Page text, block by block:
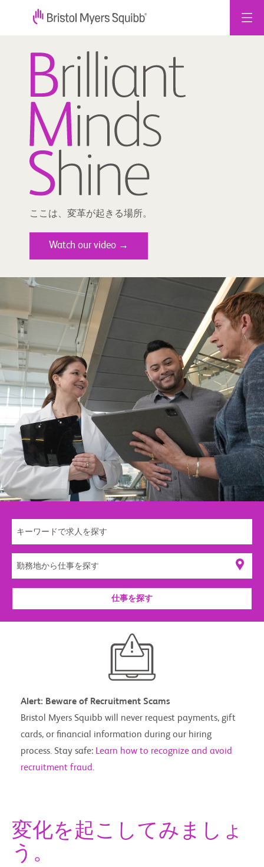
ここは、変革が起きる場所。
Watch our video →
仕事を探す
Alert: Beware of Recruitment Scams
Bristol Myers Squibb will never request payments, gift
cards, or financial information during our hiring
process. Stay safe: Learn how to recognize and avoid
recruitment fraud.
変化を起こしてみましょ
う。